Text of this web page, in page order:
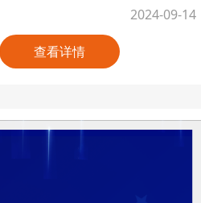
2024-09-14
查看详情